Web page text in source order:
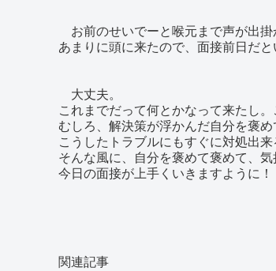
お前のせいでーと喉元まで声が出掛
あまりに頭に来たので、面接前日だ
大丈夫。
これまでだって何とかなって来たし。
むしろ、解決策が浮かんだ自分を褒め
こうしたトラブルにもすぐに対処出
そんな風に、自分を褒めて褒めて、
今日の面接が上手くいきますように！
関連記事